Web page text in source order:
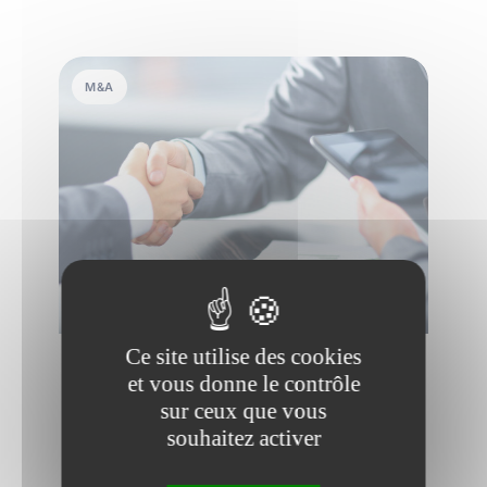
M&A
3 septembre 2025• 2 min de lecture
Le teaser en M&A : explications
et exemple à télécharger !
Ce site utilise des cookies
et vous donne le contrôle
sur ceux que vous
souhaitez activer